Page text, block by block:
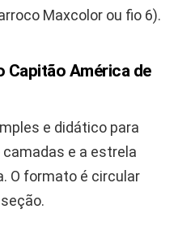
Maxcolor ou fio 6).
Capitão América de
e didático para
e a estrela
O formato é circular